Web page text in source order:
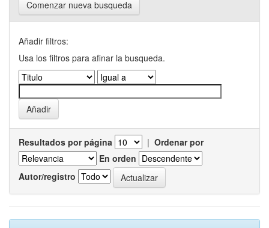
Comenzar nueva busqueda
Añadir filtros:
Usa los filtros para afinar la busqueda.
Resultados por página | Ordenar por
En orden
Autor/registro